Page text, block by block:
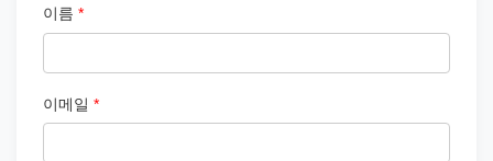
이름 *
이메일 *